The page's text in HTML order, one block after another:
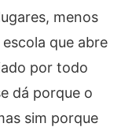
menos
que abre
por todo
dá porque o
sim porque